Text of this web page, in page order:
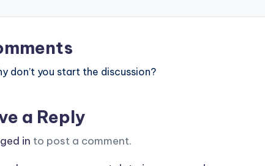
don’t you start the discussion?
a Reply
in to post a comment.